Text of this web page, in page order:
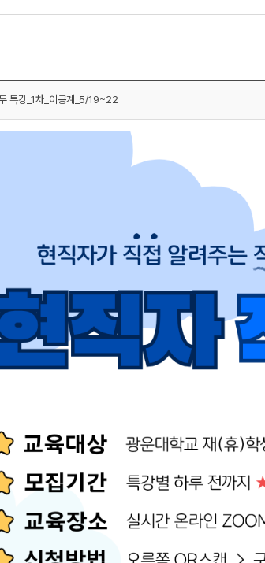
특강_1차_이공계_5/19~22